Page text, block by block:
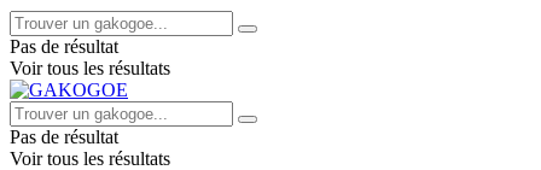
Pas de résultat
Voir tous les résultats
Pas de résultat
Voir tous les résultats